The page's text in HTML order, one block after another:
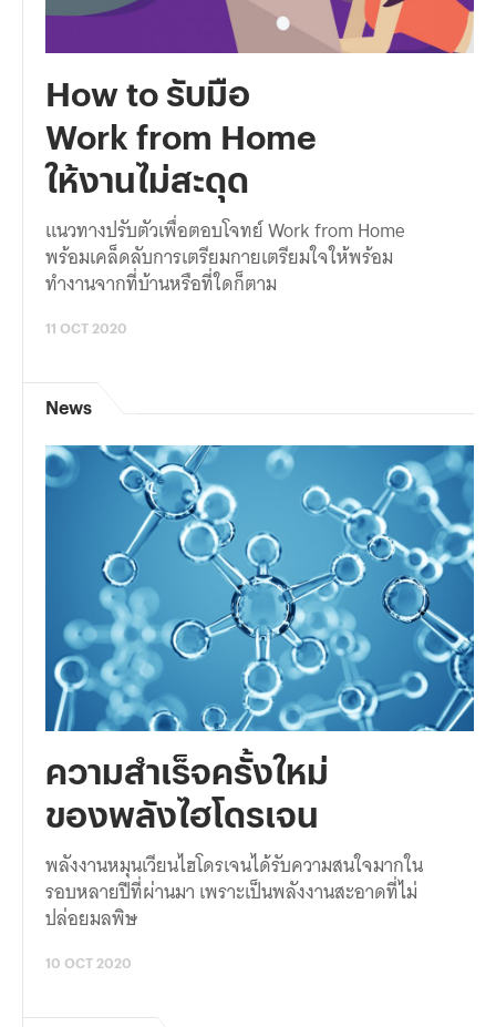
How to รับมือ
Work from Home
ให้งานไม่สะดุด
แนวทางปรับตัวเพื่อตอบโจทย์ Work from Home
พร้อมเคล็ดลับการเตรียมกายเตรียมใจให้พร้อม
ทำงานจากที่บ้านหรือที่ใดก็ตาม
11 OCT 2020
News
ความสำเร็จครั้งใหม่
ของพลังไฮโดรเจน
พลังงานหมุนเวียนไฮโดรเจนได้รับความสนใจมากใน
รอบหลายปีที่ผ่านมา เพราะเป็นพลังงานสะอาดที่ไม่
ปล่อยมลพิษ
10 OCT 2020